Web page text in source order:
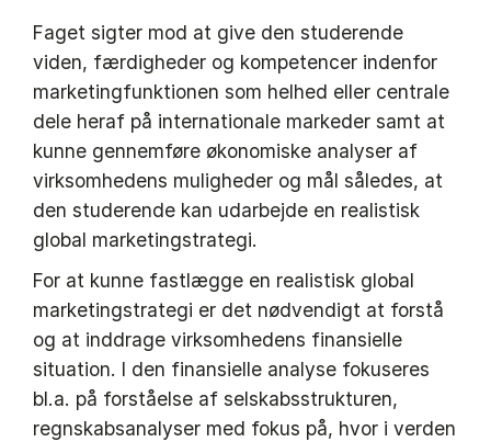
Faget sigter mod at give den studerende
viden, færdigheder og kompetencer indenfor
marketingfunktionen som helhed eller centrale
dele heraf på internationale markeder samt at
kunne gennemføre økonomiske analyser af
virksomhedens muligheder og mål således, at
den studerende kan udarbejde en realistisk
global marketingstrategi.
For at kunne fastlægge en realistisk global
marketingstrategi er det nødvendigt at forstå
og at inddrage virksomhedens finansielle
situation. I den finansielle analyse fokuseres
bl.a. på forståelse af selskabsstrukturen,
regnskabsanalyser med fokus på, hvor i verden